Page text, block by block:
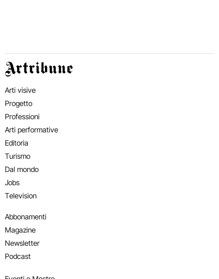
Artribune
Arti visive
Progetto
Professioni
Arti performative
Editoria
Turismo
Dal mondo
Jobs
Television
Abbonamenti
Magazine
Newsletter
Podcast